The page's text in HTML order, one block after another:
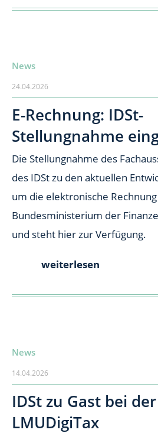
News
24.04.2026
E-Rechnung: IDSt-
Stellungnahme
Die Stellungnahme des
des IDSt zu den aktuellen
um die elektronische
Bundesministerium der
und steht hier zur Verfügung.
weiterlesen
News
14.04.2026
IDSt zu Gast bei der
LMUDigiTax